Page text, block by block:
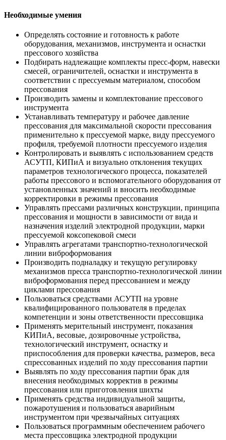
Необходимые умения
Определять состояние и готовность к работе
оборудования, механизмов, инструмента и оснастки
прессового хозяйства
Подбирать надлежащие комплекты пресс-форм, навески
смесей, ограничителей, оснастки и инструмента в
соответствии с прессуемым материалом, способом
прессования
Производить замены и комплектование прессового
инструмента
Устанавливать температуру и рабочее давление
прессования для максимальной скорости прессования
применительно к прессуемой марке, виду прессуемого
профиля, требуемой плотности прессуемого изделия
Контролировать и выявлять с использованием средств
АСУТП, КИПиА и визуально отклонения текущих
параметров технологического процесса, показателей
работы прессового и вспомогательного оборудования от
установленных значений и вносить необходимые
корректировки в режимы прессования
Управлять прессами различных конструкции, принципа
прессования и мощности в зависимости от вида и
назначения изделий электродной продукции, марки
прессуемой коксопековой смеси
Управлять агрегатами транспортно-технологической
линии виброформования
Производить подналадку и текущую регулировку
механизмов пресса транспортно-технологической линии
виброформования перед прессованием и между
циклами прессования
Пользоваться средствами АСУТП на уровне
квалифицированного пользователя в пределах
компетенции и зоны ответственности прессовщика
Применять мерительный инструмент, показания
КИПиА, весовые, дозировочные устройства,
технологический инструмент, оснастку и
приспособления для проверки качества, размеров, веса
спрессованных изделий по ходу прессования партии
Выявлять по ходу прессования партии брак для
внесения необходимых корректив в режимы
прессования или приготовления шихты
Применять средства индивидуальной защиты,
пожаротушения и пользоваться аварийным
инструментом при чрезвычайных ситуациях
Пользоваться программным обеспечением рабочего
места прессовщика электродной продукции